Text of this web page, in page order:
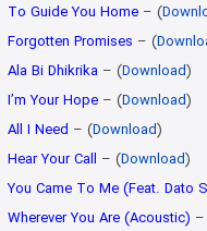
To Guide You Home– (
Forgotten Promises – (
Ala Bi Dhikrika– (Download)
I’m Your Hope– (Download)
All I Need – (Download)
Hear Your Call – (Download)
You Came To Me (Feat. Dato
Wherever You Are (Acoustic)